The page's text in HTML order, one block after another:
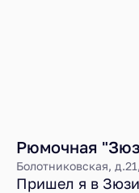
Рюмочная
Болотниковская,
Пришел я в